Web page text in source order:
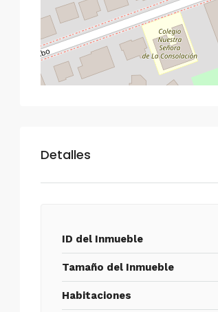
Detalles
ID del Inmueble
Tamaño del Inmueble
Habitaciones